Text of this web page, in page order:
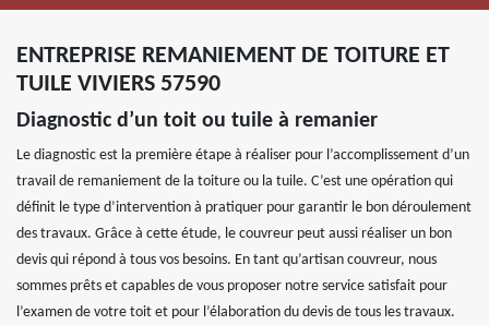
ENTREPRISE REMANIEMENT DE TOITURE ET
TUILE VIVIERS 57590
Diagnostic d’un toit ou tuile à remanier
Le diagnostic est la première étape à réaliser pour l’accomplissement d’un
travail de remaniement de la toiture ou la tuile. C’est une opération qui
définit le type d’intervention à pratiquer pour garantir le bon déroulement
des travaux. Grâce à cette étude, le couvreur peut aussi réaliser un bon
devis qui répond à tous vos besoins. En tant qu’artisan couvreur, nous
sommes prêts et capables de vous proposer notre service satisfait pour
l’examen de votre toit et pour l’élaboration du devis de tous les travaux.